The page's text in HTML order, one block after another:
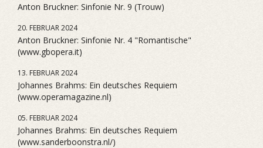
Anton Bruckner: Sinfonie Nr. 9 (Trouw)
20. FEBRUAR 2024
Anton Bruckner: Sinfonie Nr. 4 "Romantische"
(www.gbopera.it)
13. FEBRUAR 2024
Johannes Brahms: Ein deutsches Requiem
(www.operamagazine.nl)
05. FEBRUAR 2024
Johannes Brahms: Ein deutsches Requiem
(www.sanderboonstra.nl/)